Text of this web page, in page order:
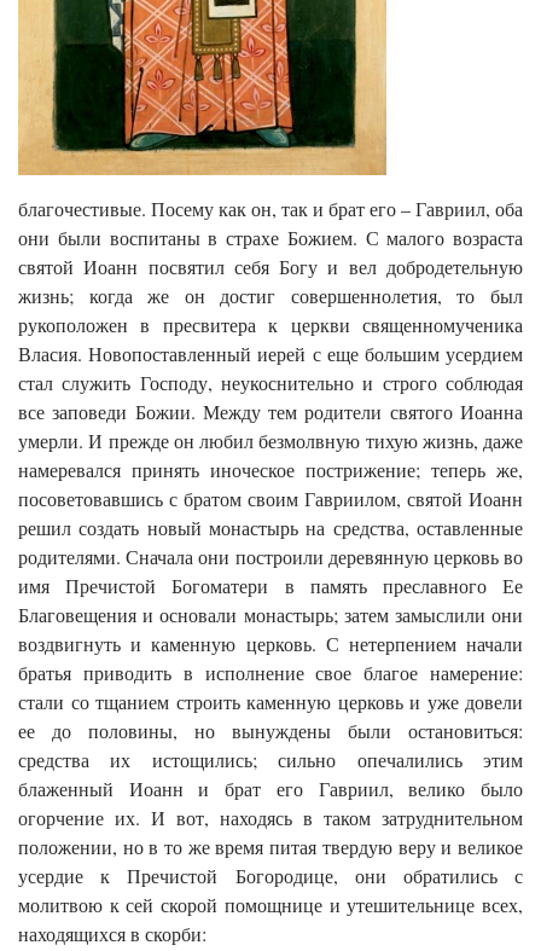
благочестивые. Посему как он, так и брат его – Гавриил, оба
они были воспитаны в страхе Божием. С малого возраста
святой Иоанн посвятил себя Богу и вел добродетельную
жизнь; когда же он достиг совершеннолетия, то был
рукоположен в пресвитера к церкви священномученика
Власия. Новопоставленный иерей с еще большим усердием
стал служить Господу, неукоснительно и строго соблюдая
все заповеди Божии. Между тем родители святого Иоанна
умерли. И прежде он любил безмолвную тихую жизнь, даже
намеревался принять иноческое пострижение; теперь же,
посоветовавшись с братом своим Гавриилом, святой Иоанн
решил создать новый монастырь на средства, оставленные
родителями. Сначала они построили деревянную церковь во
имя Пречистой Богоматери в память преславного Ее
Благовещения и основали монастырь; затем замыслили они
воздвигнуть и каменную церковь. С нетерпением начали
братья приводить в исполнение свое благое намерение:
стали со тщанием строить каменную церковь и уже довели
ее до половины, но вынуждены были остановиться:
средства их истощились; сильно опечалились этим
блаженный Иоанн и брат его Гавриил, велико было
огорчение их. И вот, находясь в таком затруднительном
положении, но в то же время питая твердую веру и великое
усердие к Пречистой Богородице, они обратились с
молитвою к сей скорой помощнице и утешительнице всех,
находящихся в скорби: